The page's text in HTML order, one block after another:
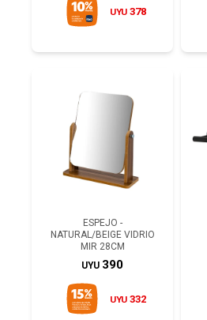
UYU 378
ESPEJO -
NATURAL/BEIGE VIDRIO
MIR 28CM
UYU 390
UYU 332